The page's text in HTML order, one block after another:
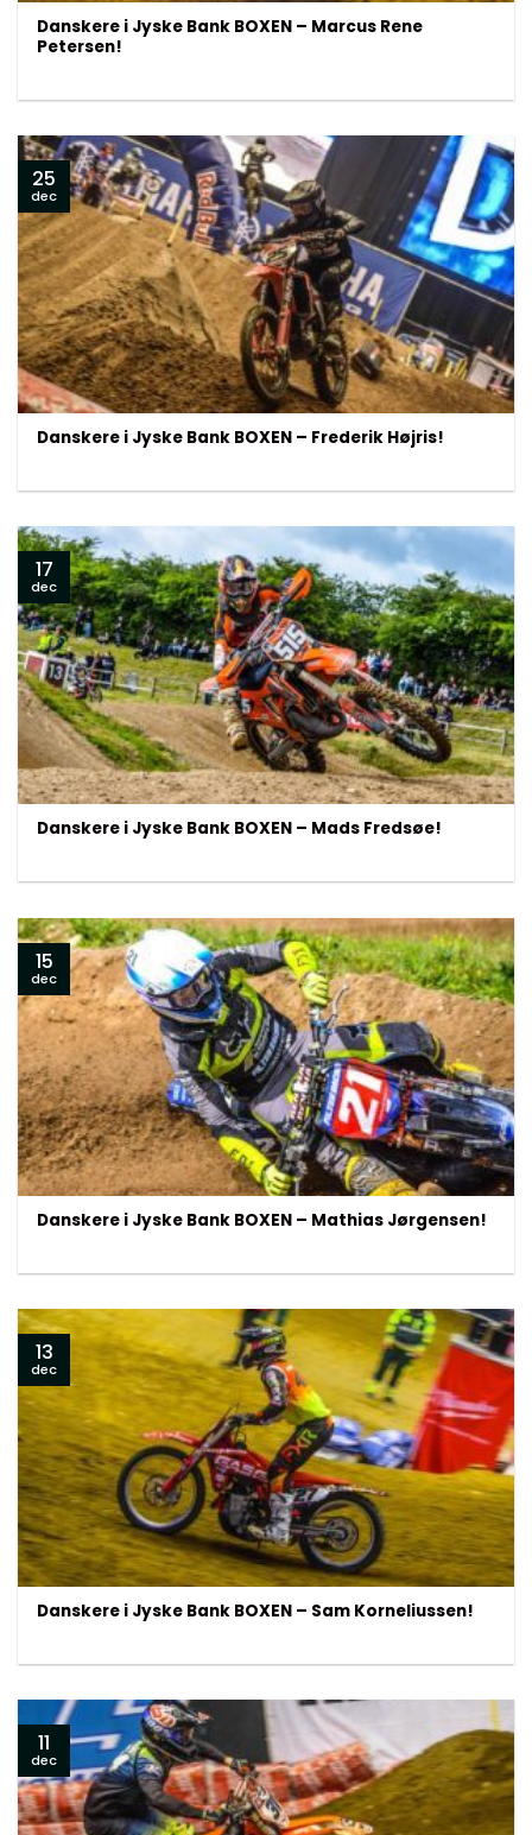
Danskere i Jyske Bank BOXEN – Marcus Rene
Petersen!
Danskere i Jyske Bank BOXEN – Frederik Højris!
25
dec
Danskere i Jyske Bank BOXEN – Mads Fredsøe!
17
dec
Danskere i Jyske Bank BOXEN – Mathias Jørgensen!
15
dec
Danskere i Jyske Bank BOXEN – Sam Korneliussen!
13
dec
11
dec